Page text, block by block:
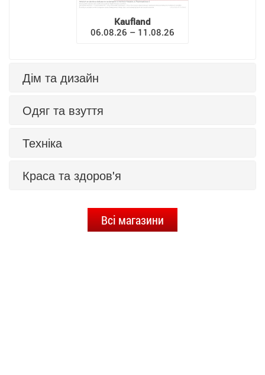
Kaufland
06.08.26 – 11.08.26
Дім та дизайн
Одяг та взуття
Техніка
Краса та здоров'я
Всі магазини